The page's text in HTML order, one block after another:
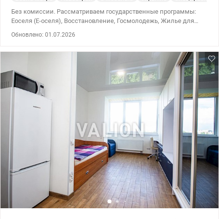
Без комиссии. Рассматриваем государственные программы:
Еоселя (Е-оселя), Восстановление, Госмолодежь, Жилье для
однокомнатной квартиры, в Святошинского района, возле метро
комнатой, в ЖК 4U класс Комфорт на ул. Олега Мудрака
этажного утепленного дома. Видовая, с панорамными окнами и
дизайнерским ремонтом. Просторная и светлая. Общая
площадь 38 кв.м., смежный санузел. Квартира полностью
укомплектована мебелью и техникой (плазменный телевизор,
индукционная плита, вытяжка, духовой шкаф, холодильник,
микроволновая печь, тостер, бойлер, стиральная, сушильная, и
посудомоечная машины, кондиционер. Отдельная большая
комната гардероб. Комплекс с закрытой территорией, камерами
видеонаблюдения, собственной парковкой и котельной. В
парадном находится консьерж, лаундж-зона, кофе-бар, 3 лифта.
В доме кафе и магазин. Во дворе новая детская площадка и
озелененная зона отдыха, Nova Post, супермаркет Spar. Развитая
инфраструктура, в пешей доступности магазины, супермаркет
Novus, кафе, McDonald's, банкоматы, аптеки, рынки, остановки
общественного транспорта. Школа, детский сад, отделения
Обновлено: 01.07.2026